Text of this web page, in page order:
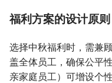
福利方案的设计原则
选择中秋福利时，需兼
盖全体员工，确保公平
亲家庭员工）可增设个